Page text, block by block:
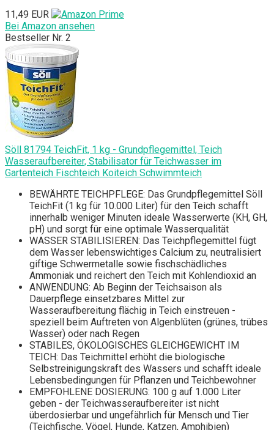
11,49 EUR
Bei Amazon ansehen
Bestseller Nr. 2
Söll 81794 TeichFit, 1 kg - Grundpflegemittel, Teich
Wasseraufbereiter, Stabilisator für Teichwasser im
Gartenteich Fischteich Koiteich Schwimmteich
BEWÄHRTE TEICHPFLEGE: Das Grundpflegemittel Söll
TeichFit (1 kg für 10.000 Liter) für den Teich schafft
innerhalb weniger Minuten ideale Wasserwerte (KH, GH,
pH) und sorgt für eine optimale Wasserqualität
WASSER STABILISIEREN: Das Teichpflegemittel fügt
dem Wasser lebenswichtiges Calcium zu, neutralisiert
giftige Schwermetalle sowie fischschädliches
Ammoniak und reichert den Teich mit Kohlendioxid an
ANWENDUNG: Ab Beginn der Teichsaison als
Dauerpflege einsetzbares Mittel zur
Wasseraufbereitung flächig in Teich einstreuen -
speziell beim Auftreten von Algenblüten (grünes, trübes
Wasser) oder nach Regen
STABILES, ÖKOLOGISCHES GLEICHGEWICHT IM
TEICH: Das Teichmittel erhöht die biologische
Selbstreinigungskraft des Wassers und schafft ideale
Lebensbedingungen für Pflanzen und Teichbewohner
EMPFOHLENE DOSIERUNG: 100 g auf 1.000 Liter
geben - der Teichwasseraufbereiter ist nicht
überdosierbar und ungefährlich für Mensch und Tier
(Teichfische, Vögel, Hunde, Katzen, Amphibien)